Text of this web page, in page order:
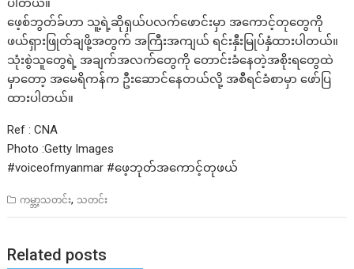
ပါတယ်။
ဖေ့စ်ဘွတ်ခ်ဟာ သူ့ရဲ့ဆိုရှယ်ပလက်ဖောင်းမှာ အကောင့်တုတွေကို
ဖယ်ရှားဖြုတ်ချဖို့အတွက် အကြီးအကျယ် ရင်းနှီးမြုပ်နှံထားပါတယ်။
သုံးစွဲသူတွေရဲ့ အချက်အလက်တွေကို တောင်းခံနေတဲ့အစိုးရတွေထဲ
မှာတော့ အမေရိကန်က ဦးဆောင်နေတယ်လို့ အစီရင်ခံစာမှာ ဖော်ပြ
ထားပါတယ်။
Ref : CNA
Photo :Getty Images
#voiceofmyanmar #ဖေ့ဘုတ်အကောင့်တုဖယ်
ကမ္ဘာ့သတင်း, သတင်း
Related posts